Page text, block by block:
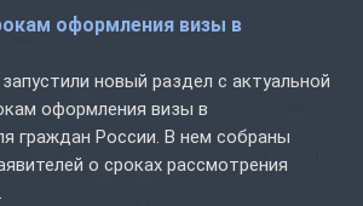
оформления визы в
новый раздел с актуальной
оформления визы в
граждан России. В нем собраны
о сроках рассмотрения